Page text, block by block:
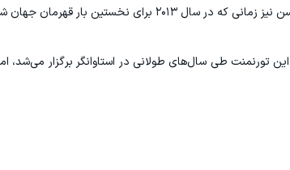
بار قهرمان جهان شد، ۲۲ سال داشت.
تورنمنت طی سال‌های طولانی در استاوانگر برگزار می‌شد،